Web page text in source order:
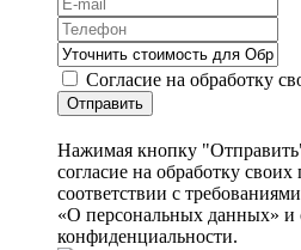
Согласие на обработку
Отправить
Нажимая кнопку
согласие на обработку
соответствии с
«О персональных данных» и
конфиденциальности.